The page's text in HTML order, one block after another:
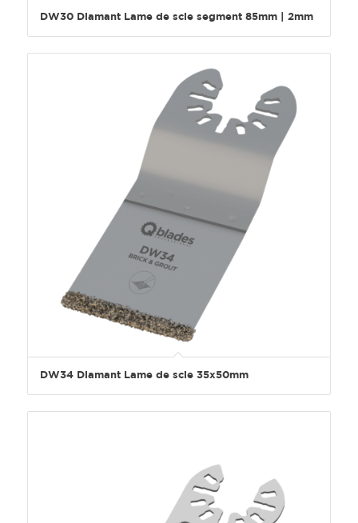
DW30 Diamant Lame de scie segment 85mm | 2mm
DW34 Diamant Lame de scie 35x50mm